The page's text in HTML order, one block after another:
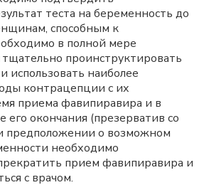
теста на беременность до
способным к
в полной мере
проинструктировать
использовать наиболее
контрацепции с их
приема фавипиравира и в
его окончания (презерватив со
предположении о возможном
необходимо
прием фавипиравира и
с врачом.